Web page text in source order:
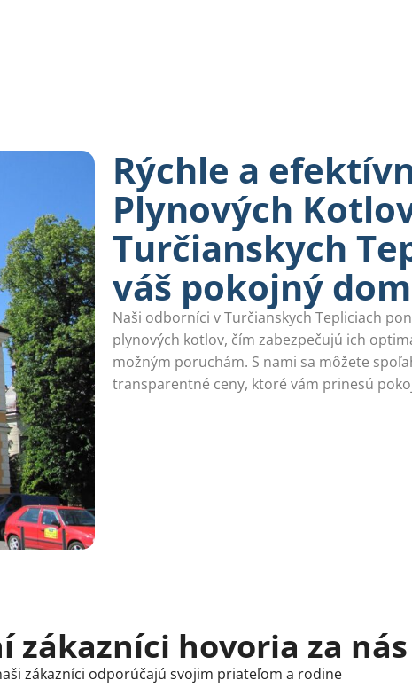
Rýchle a
Plynových
Turčianskych
váš pokojný
Naši odborníci v Turčianskych Tepliciach
plynových kotlov, čím zabezpečujú ich
možným poruchám. S nami sa môžete
transparentné ceny, ktoré vám prinesú
zákazníci hovoria za nás
zákazníci odporúčajú svojim priateľom a rodine